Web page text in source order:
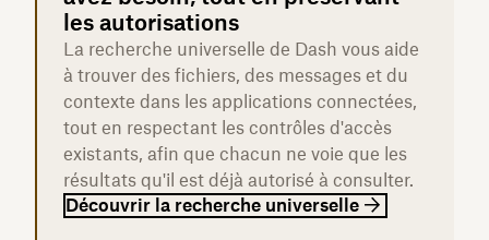
les autorisations
La recherche universelle de Dash vous aide
à trouver des fichiers, des messages et du
contexte dans les applications connectées,
tout en respectant les contrôles d'accès
existants, afin que chacun ne voie que les
résultats qu'il est déjà autorisé à consulter.
Découvrir la recherche universelle